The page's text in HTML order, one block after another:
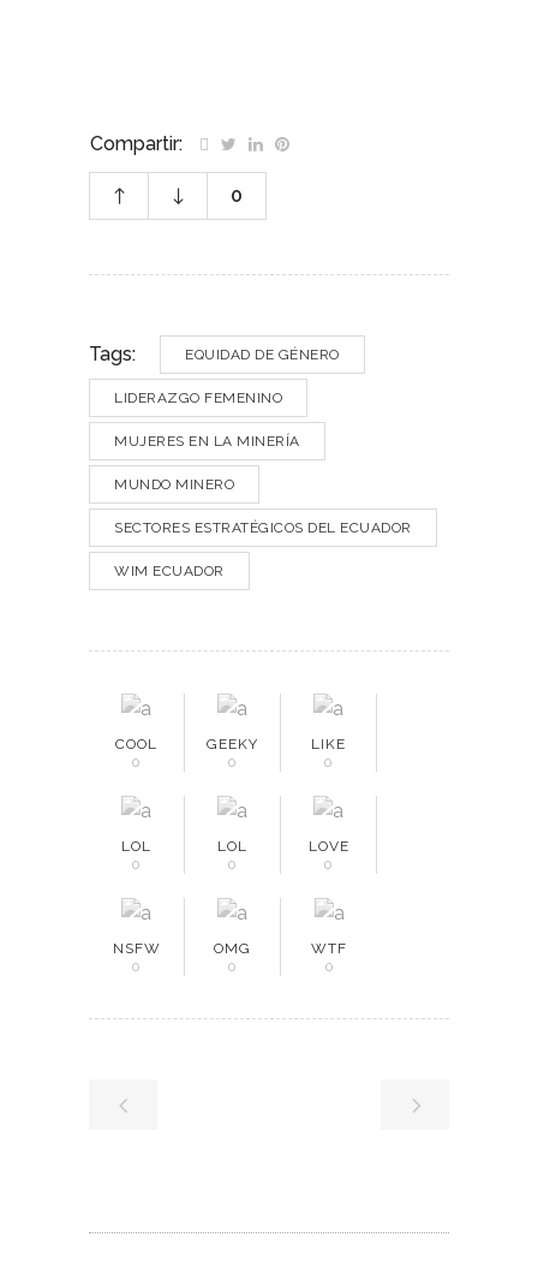
Compartir:
0
Tags: EQUIDAD DE GÉNERO
LIDERAZGO FEMENINO
MUJERES EN LA MINERÍA
MUNDO MINERO
SECTORES ESTRATÉGICOS DEL ECUADOR
WIM ECUADOR
COOL
0
GEEKY
0
LIKE
0
LOL
0
LOL
0
LOVE
0
NSFW
0
OMG
0
WTF
0